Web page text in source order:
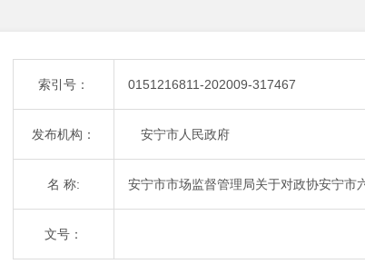
索引号： 0151216811-202009-317467
发布机构： 安宁市人民政府
名 称: 安宁市市场监督管理局关于对政协安宁市
文号：